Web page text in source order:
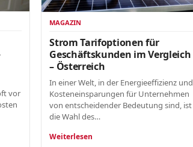
vor
MAGAZIN
Strom Tarifoptionen für
Geschäftskunden im Vergleich
– Österreich
In einer Welt, in der Energieeffizienz und
Kosteneinsparungen für Unternehmen
von entscheidender Bedeutung sind, ist
die Wahl des…
Weiterlesen